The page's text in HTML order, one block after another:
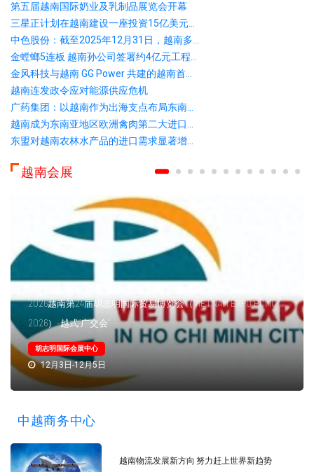
第五届越南国际奶业及乳制品展览会开幕
三星正计划在越南建设一座投资15亿美元...
中色股份：截至2025年12月31日，越南多...
金螳螂5连板 越南孙公司签署约4亿元工程...
金风科技与越南 GG Power 共建的越南首...
越南连发政令应对能源供应危机
广药集团：以越南作为出海支点布局东南...
越南成为东南亚地区欧洲禽肉第二大进口...
东盟对越南农林水产品的进口需求显著增...
越南会展
2026越南第24届胡志明国际贸易博览会（VIETNAM EXPO HCMC
2026）-越式“广交会”
胡志明国际会展中心
12月3日-12月5日
中越商务中心
越南物流发展新方向 努力赶上世界新趋势